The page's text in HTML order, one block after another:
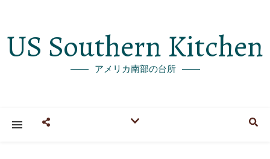
US Southern Kitchen
アメリカ南部の台所